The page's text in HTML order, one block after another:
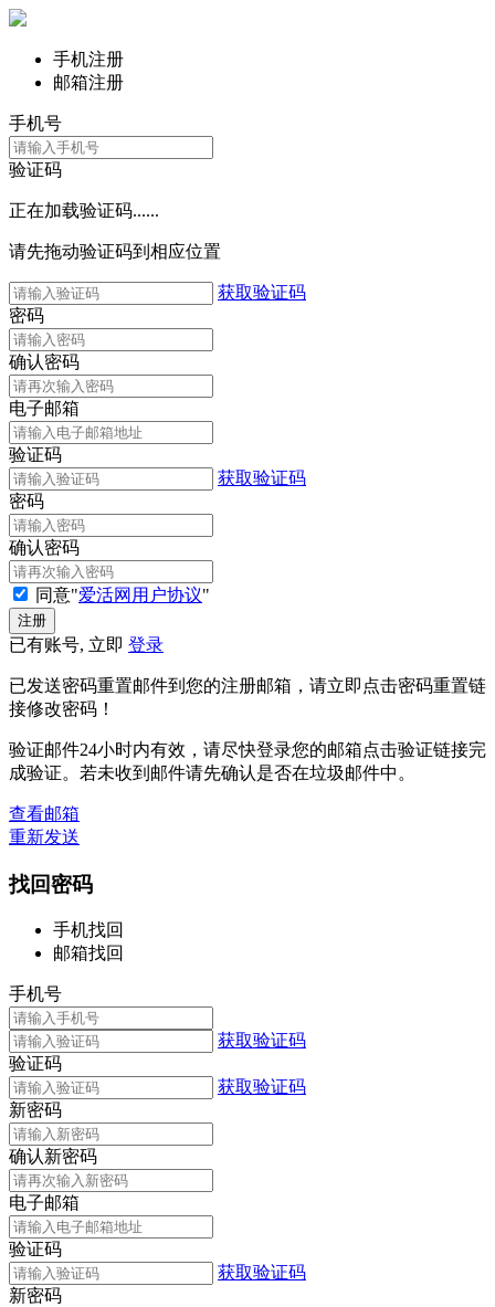
手机注册
邮箱注册
手机号
验证码
正在加载验证码......
请先拖动验证码到相应位置
获取验证码
密码
确认密码
电子邮箱
验证码
获取验证码
密码
确认密码
同意"爱活网用户协议"
已有账号, 立即 登录
已发送密码重置邮件到您的注册邮箱，请立即点击密码重置链
接修改密码！
验证邮件24小时内有效，请尽快登录您的邮箱点击验证链接完
成验证。若未收到邮件请先确认是否在垃圾邮件中。
查看邮箱
重新发送
找回密码
手机找回
邮箱找回
手机号
获取验证码
验证码
获取验证码
新密码
确认新密码
电子邮箱
验证码
获取验证码
新密码